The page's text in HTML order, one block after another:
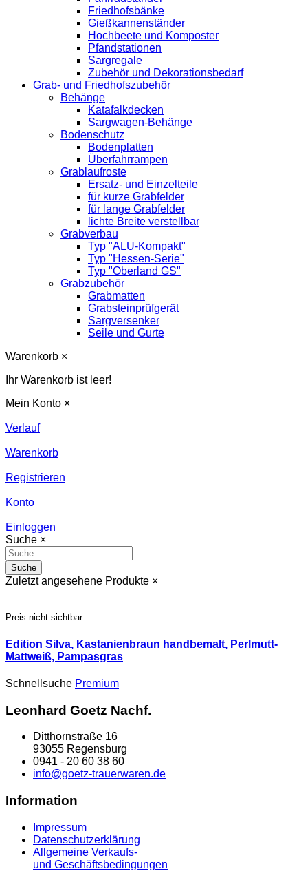
Friedhofsbänke
Gießkannenständer
Hochbeete und Komposter
Pfandstationen
Sargregale
Zubehör und Dekorationsbedarf
Grab- und Friedhofszubehör
Behänge
Katafalkdecken
Sargwagen-Behänge
Bodenschutz
Bodenplatten
Überfahrrampen
Grablaufroste
Ersatz- und Einzelteile
für kurze Grabfelder
für lange Grabfelder
lichte Breite verstellbar
Grabverbau
Typ "ALU-Kompakt"
Typ "Hessen-Serie"
Typ "Oberland GS"
Grabzubehör
Grabmatten
Grabsteinprüfgerät
Sargversenker
Seile und Gurte
Warenkorb ×
Ihr Warenkorb ist leer!
Mein Konto ×
Verlauf
Warenkorb
Registrieren
Konto
Einloggen
Suche ×
Suche
Zuletzt angesehene Produkte ×
Preis nicht sichtbar
Edition Silva, Kastanienbraun handbemalt, Perlmutt-
Mattweiß, Pampasgras
Schnellsuche Premium
Leonhard Goetz Nachf.
Ditthornstraße 16
93055 Regensburg
0941 - 20 60 38 60
info@goetz-trauerwaren.de
Information
Impressum
Datenschutzerklärung
Allgemeine Verkaufs-
und Geschäftsbedingungen